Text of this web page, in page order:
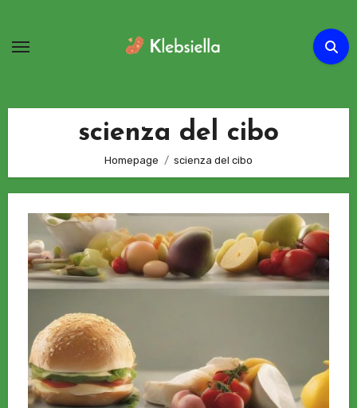
contenuto
scienza del cibo
Homepage scienza del cibo